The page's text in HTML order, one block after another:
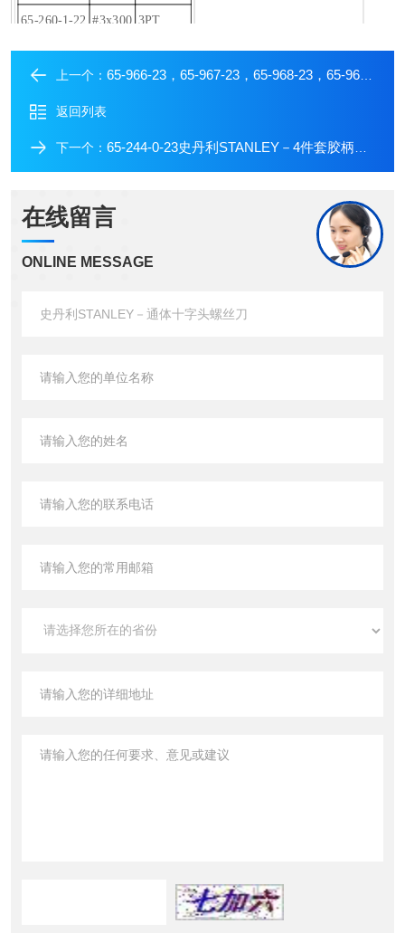
65-260-1-22 #3x300 3PT
上一个： 65-966-23，65-967-23，65-968-23，65-969-23，65-970史丹利STANLEY-绝缘一字头螺丝刀
返回列表
下一个： 65-244-0-23史丹利STANLEY－4件套胶柄螺丝刀
在线留言
ONLINE MESSAGE